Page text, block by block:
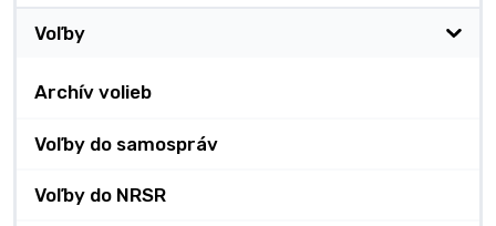
Voľby
Archív volieb
Voľby do samospráv
Voľby do NRSR